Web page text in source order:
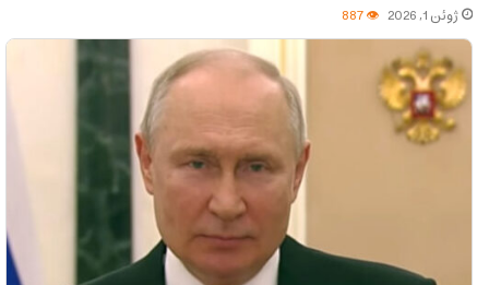
ژوئن 1, 2026